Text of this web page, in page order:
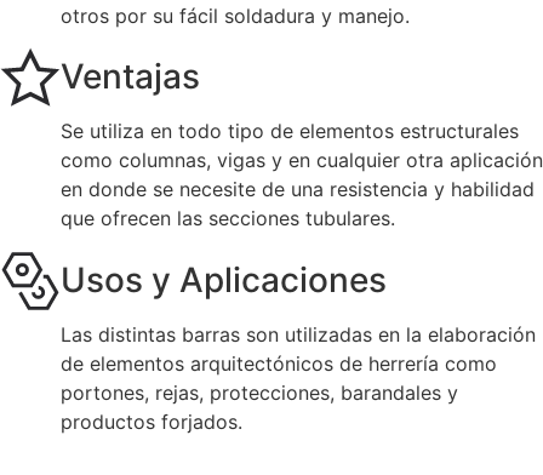
otros por su fácil soldadura y manejo.
Ventajas
Se utiliza en todo tipo de elementos estructurales
como columnas, vigas y en cualquier otra aplicación
en donde se necesite de una resistencia y habilidad
que ofrecen las secciones tubulares.
Usos y Aplicaciones
Las distintas barras son utilizadas en la elaboración
de elementos arquitectónicos de herrería como
portones, rejas, protecciones, barandales y
productos forjados.